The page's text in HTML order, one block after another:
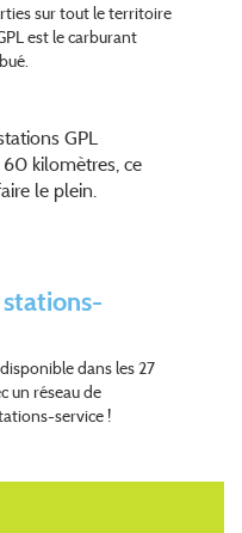
sur tout le territoire
est le carburant
GPL
kilomètres, ce
le plein.
dans les 27
un réseau de
service !